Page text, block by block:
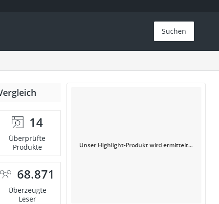
Suchen
14
Überprüfte
Produkte
68.871
Überzeugte
Leser
Unser Highlight-Produkt wird ermittelt...